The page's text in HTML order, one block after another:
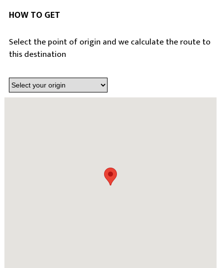
HOW TO GET
Select the point of origin and we calculate the route to
this destination